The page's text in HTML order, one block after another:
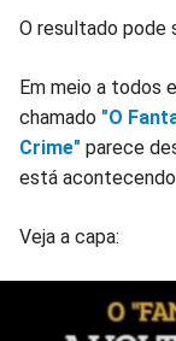
O resultado pode
Em meio a todos
chamado "O
Crime" parece
está
Veja a capa: